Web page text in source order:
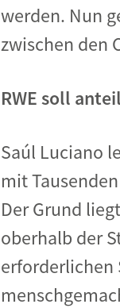
werden. Nun
zwischen den
RWE soll
Saúl Luciano
mit
Der Grund
oberhalb der
erforderlichen